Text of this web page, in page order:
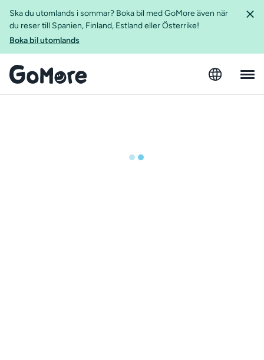
Ska du utomlands i sommar? Boka bil med GoMore även när
du reser till Spanien, Finland, Estland eller Österrike!
Boka bil utomlands